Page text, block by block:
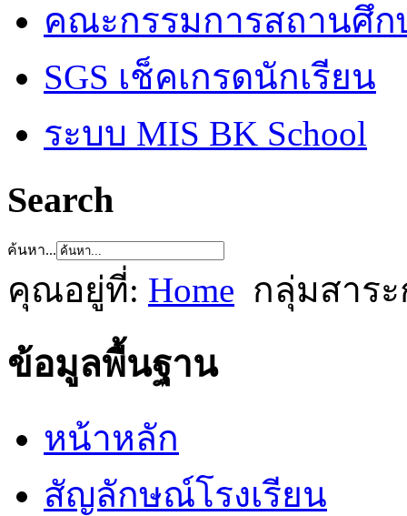
คณะกรรมการสถานศึก
SGS เช็คเกรดนักเรียน
ระบบ MIS BK School
Search
ค้นหา...
คุณอยู่ที่: Home กลุ่มสาร
ข้อมูลพื้นฐาน
หน้าหลัก
สัญลักษณ์โรงเรียน